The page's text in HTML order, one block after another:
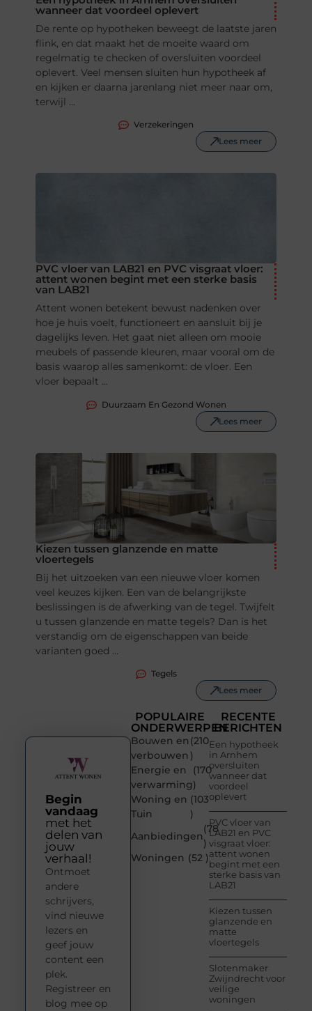
wanneer dat voordeel oplevert
De rente op hypotheken beweegt de laatste jaren
flink, en dat maakt het de moeite waard om
regelmatig te checken of oversluiten voordeel
oplevert. Veel mensen sluiten hun hypotheek af
en kijken er daarna jarenlang niet meer naar om,
terwijl ...
Verzekeringen
Lees meer
PVC vloer van LAB21 en PVC visgraat vloer:
attent wonen begint met een sterke basis
van LAB21
Attent wonen betekent bewust nadenken over
hoe je huis voelt, functioneert en aansluit bij je
dagelijks leven. Het gaat niet alleen om mooie
meubels of passende kleuren, maar vooral om de
basis waarop alles samenkomt: de vloer. Een
vloer bepaalt ...
Duurzaam En Gezond Wonen
Lees meer
Kiezen tussen glanzende en matte
vloertegels
Bij het uitzoeken van een nieuwe vloer komen
veel keuzes kijken. Een van de belangrijkste
beslissingen is de afwerking van de tegel. Twijfelt
u tussen glanzende en matte tegels? Dan is het
verstandig om de eigenschappen van beide
varianten goed ...
Tegels
Lees meer
POPULAIRE
ONDERWERPEN
Bouwen en
verbouwen
(210
)
Energie en
verwarming
(170
)
Woning en
Tuin
(103
)
Aanbiedingen
(78
)
Woningen (52 )
RECENTE
BERICHTEN
Een hypotheek
in Arnhem
oversluiten
wanneer dat
voordeel
oplevert
PVC vloer van
LAB21 en PVC
visgraat vloer:
attent wonen
begint met een
sterke basis van
LAB21
Kiezen tussen
glanzende en
matte
vloertegels
Slotenmaker
Zwijndrecht voor
veilige
woningen
Begin
vandaag
met het
delen van
jouw
verhaal!
Ontmoet
andere
schrijvers,
vind nieuwe
lezers en
geef jouw
content een
plek.
Registreer en
blog mee op